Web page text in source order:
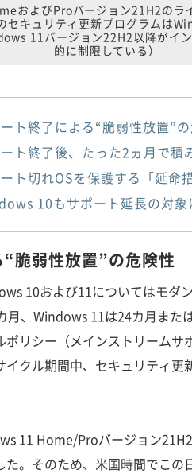
およびProバージョン21H2のラ
セキュリティ更新プログラムは
11バージョン22H2以降がイ
的に制限している）
ト終了による“脆弱性放置”
ト終了後、たった2ヵ月で積
ト切れOSを保護する「延命措
10もサポート延長の対象
脆弱性放置”の危険性
10および11についてはモダ
月、Windows 11は24カ月また
リシー（メインストリームサ
イクル期間中、セキュリティ
11 Home/Proバージョン
た。そのため、米国時間でこの